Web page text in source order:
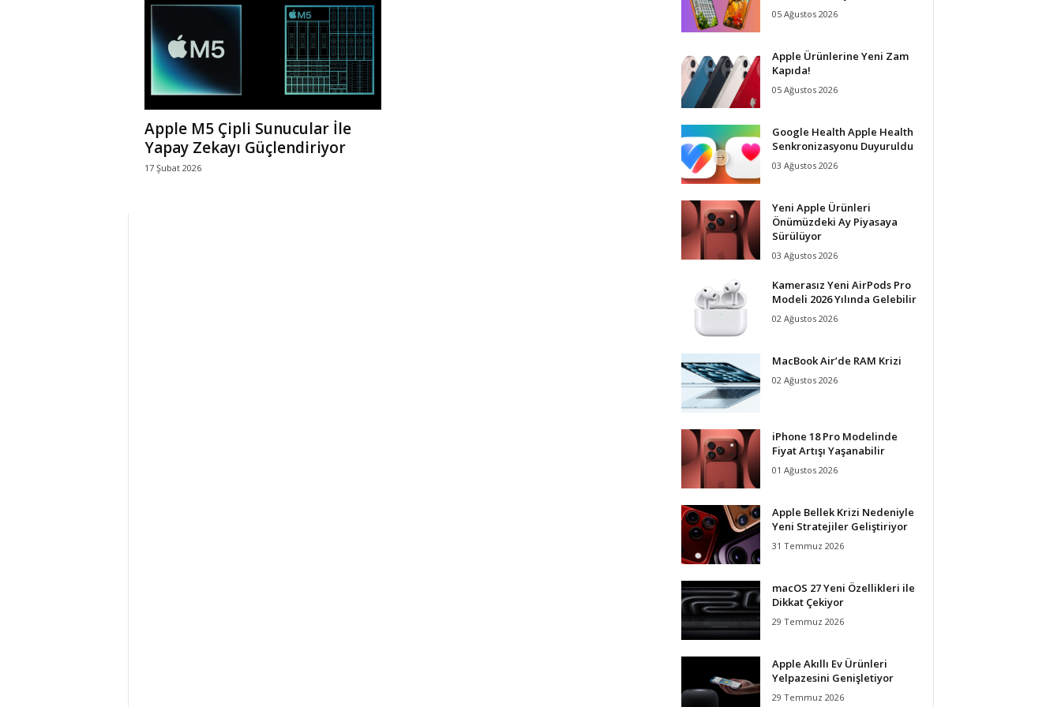
E
Apple M5 Çipli Sunucular İle
Yapay Zekayı Güçlendiriyor
17 Şubat 2026
05 Ağustos 2026
Apple Ürünlerine Yeni Zam
Kapıda!
05 Ağustos 2026
Google Health Apple Health
Senkronizasyonu Duyuruldu
03 Ağustos 2026
Yeni Apple Ürünleri
Önümüzdeki Ay Piyasaya
Sürülüyor
03 Ağustos 2026
Kamerasız Yeni AirPods Pro
Modeli 2026 Yılında Gelebilir
02 Ağustos 2026
MacBook Air’de RAM Krizi
02 Ağustos 2026
iPhone 18 Pro Modelinde
Fiyat Artışı Yaşanabilir
01 Ağustos 2026
Apple Bellek Krizi Nedeniyle
Yeni Stratejiler Geliştiriyor
31 Temmuz 2026
macOS 27 Yeni Özellikleri ile
Dikkat Çekiyor
29 Temmuz 2026
Apple Akıllı Ev Ürünleri
Yelpazesini Genişletiyor
29 Temmuz 2026